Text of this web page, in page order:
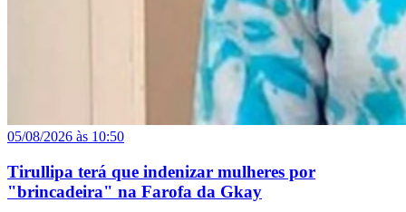
05/08/2026 às 10:50
Tirullipa terá que indenizar mulheres por
"brincadeira" na Farofa da Gkay